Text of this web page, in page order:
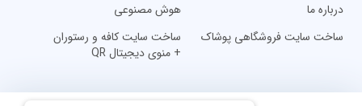
درباره ما
هوش مصنوعی
ساخت سایت فروشگاهی پوشاک
ساخت سایت کافه و رستوران
+ منوی دیجیتال QR